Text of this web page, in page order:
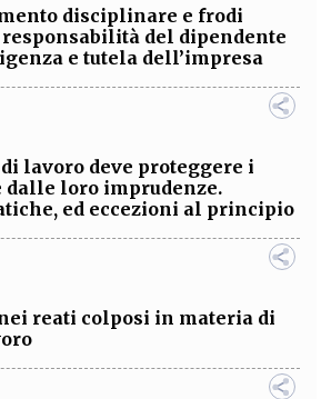
disciplinare e frodi
del dipendente
e tutela dell’impresa
lavoro deve proteggere i
loro imprudenze.
ed eccezioni al principio
nei reati colposi in materia di